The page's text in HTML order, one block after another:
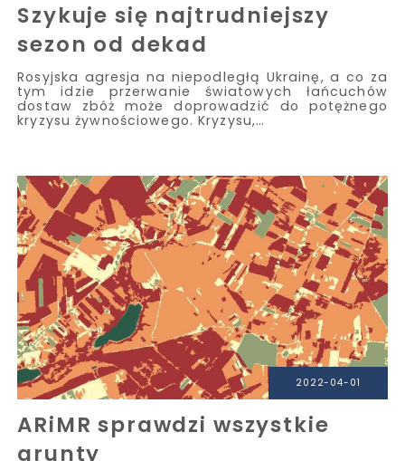
Szykuje się najtrudniejszy
sezon od dekad
Rosyjska agresja na niepodległą Ukrainę, a co za
tym idzie przerwanie światowych łańcuchów
dostaw zbóż może doprowadzić do potężnego
kryzysu żywnościowego. Kryzysu,…
2022-04-01
ARiMR sprawdzi wszystkie
grunty